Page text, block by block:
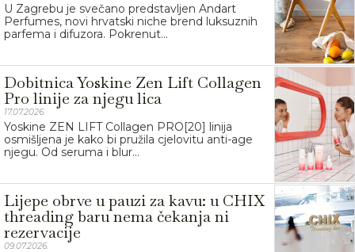
U Zagrebu je svečano predstavljen Andart
Perfumes, novi hrvatski niche brend luksuznih
parfema i difuzora. Pokrenut...
Dobitnica Yoskine Zen Lift Collagen
Pro linije za njegu lica
17.07.2026.
Yoskine ZEN LIFT Collagen PRO[20] linija
osmišljena je kako bi pružila cjelovitu anti-age
njegu. Od seruma i blur...
Lijepe obrve u pauzi za kavu: u CHIX
threading baru nema čekanja ni
rezervacije
09.07.2026.